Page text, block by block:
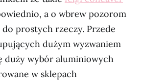
a o wbrew pozorom
prostych rzeczy. Przede
dużym wyzwaniem
duży wybór aluminiowych
w sklepach